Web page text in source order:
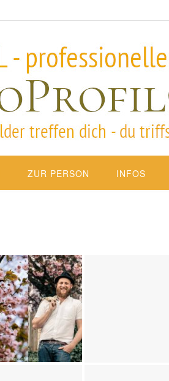
ZUR PERSON INFOS